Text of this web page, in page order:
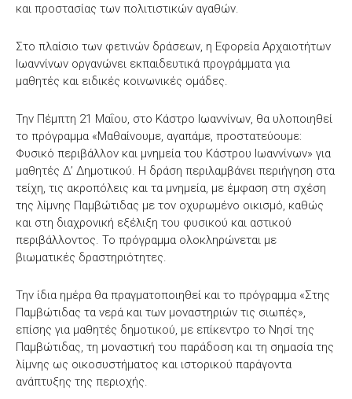
και προστασίας των πολιτιστικών αγαθών.
Στο πλαίσιο των φετινών δράσεων, η Εφορεία Αρχαιοτήτων
Ιωαννίνων οργανώνει εκπαιδευτικά προγράμματα για
μαθητές και ειδικές κοινωνικές ομάδες.
Την Πέμπτη 21 Μαΐου, στο Κάστρο Ιωαννίνων, θα υλοποιηθεί
το πρόγραμμα «Μαθαίνουμε, αγαπάμε, προστατεύουμε:
Φυσικό περιβάλλον και μνημεία του Κάστρου Ιωαννίνων» για
μαθητές Δ’ Δημοτικού. Η δράση περιλαμβάνει περιήγηση στα
τείχη, τις ακροπόλεις και τα μνημεία, με έμφαση στη σχέση
της λίμνης Παμβώτιδας με τον οχυρωμένο οικισμό, καθώς
και στη διαχρονική εξέλιξη του φυσικού και αστικού
περιβάλλοντος. Το πρόγραμμα ολοκληρώνεται με
βιωματικές δραστηριότητες.
Την ίδια ημέρα θα πραγματοποιηθεί και το πρόγραμμα «Στης
Παμβώτιδας τα νερά και των μοναστηριών τις σιωπές»,
επίσης για μαθητές δημοτικού, με επίκεντρο το Νησί της
Παμβώτιδας, τη μοναστική του παράδοση και τη σημασία της
λίμνης ως οικοσυστήματος και ιστορικού παράγοντα
ανάπτυξης της περιοχής.